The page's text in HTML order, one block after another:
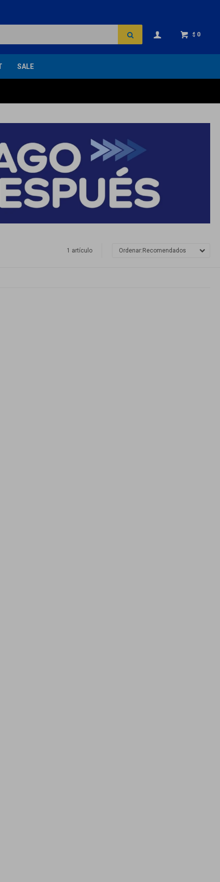
SALE
$ 0
1 artículo Recomendados